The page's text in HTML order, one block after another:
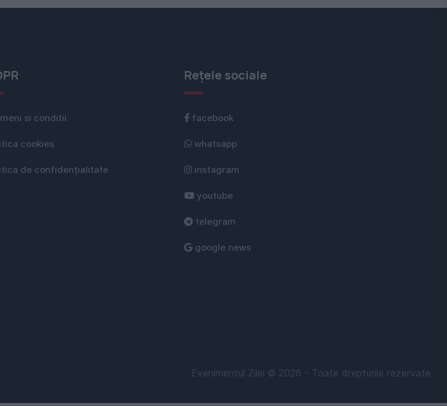
si conditii
cookies
de confidențialitate
Rețele sociale
facebook
whatsapp
instagram
youtube
telegram
google news
Evenimentul Zilei © 2026 - Toate drepturile rezervate